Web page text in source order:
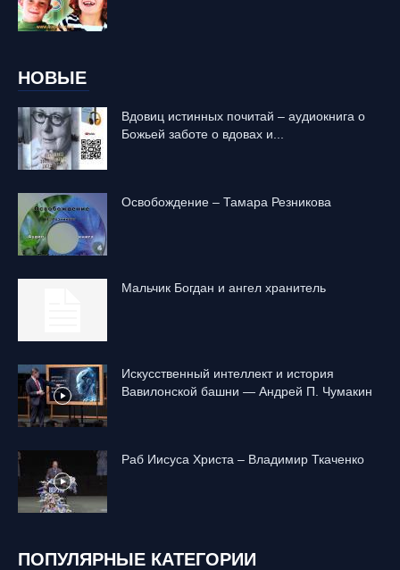
НОВЫЕ
Вдовиц истинных почитай – аудиокнига о
Божьей заботе о вдовах и...
Освобождение – Тамара Резникова
Mальчик Богдан и ангел хранитель
Искусственный интеллект и история
Вавилонской башни — Андрей П. Чумакин
Раб Иисуса Христа – Владимир Ткаченко
ПОПУЛЯРНЫЕ КАТЕГОРИИ